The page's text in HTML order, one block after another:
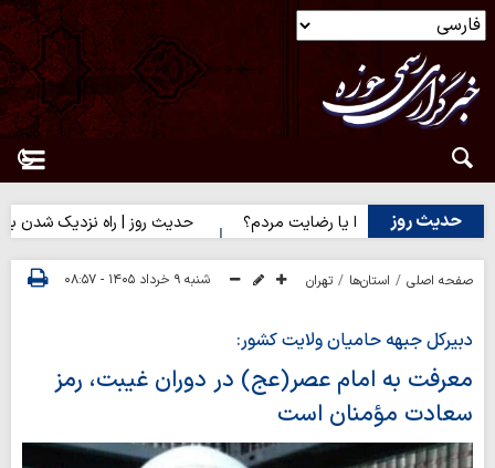
حدیث روز
| رضایت خدا یا رضایت مردم؟ حدیث روز | راه نزدیک شدن به
صفحه اصلی استان‌ها تهران شنبه ۹ خرداد ۱۴۰۵ - ۰۸:۵۷
دبیرکل جبهه حامیان ولایت کشور:
معرفت به امام عصر(عج) در دوران غیبت، رمز
سعادت مؤمنان است